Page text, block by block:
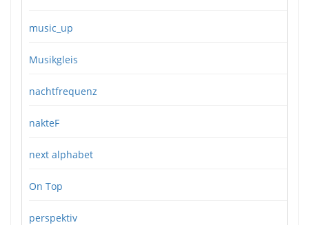
music_up
Musikgleis
nachtfrequenz
nakteF
next alphabet
On Top
perspektiv